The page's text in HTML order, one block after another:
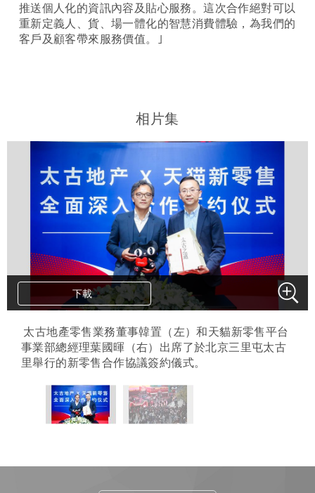
推送個人化的資訊內容及貼心服務。這次合作絕對可以
重新定義人、貨、場一體化的智慧消費體驗，為我們的
客戶及顧客帶來服務價值。｣
相片集
下載
太古地產零售業務董事韓置（左）和天貓新零售平台
事業部總經理葉國暉（右）出席了於北京三里屯太古
里舉行的新零售合作協議簽約儀式。
下載